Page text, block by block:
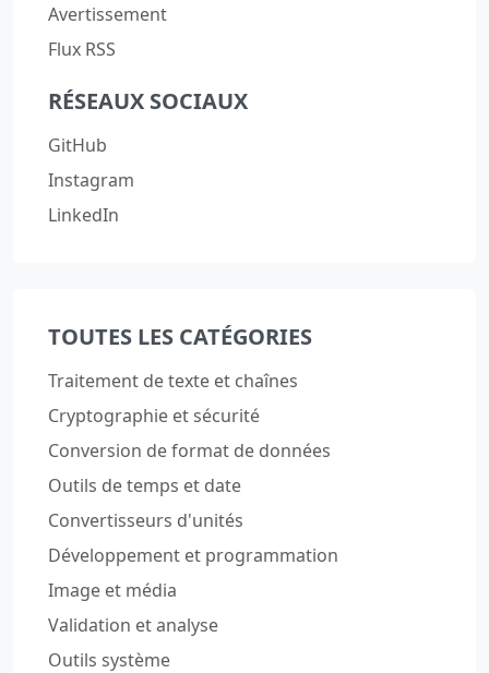
Avertissement
Flux RSS
RÉSEAUX SOCIAUX
GitHub
Instagram
LinkedIn
TOUTES LES CATÉGORIES
Traitement de texte et chaînes
Cryptographie et sécurité
Conversion de format de données
Outils de temps et date
Convertisseurs d'unités
Développement et programmation
Image et média
Validation et analyse
Outils système